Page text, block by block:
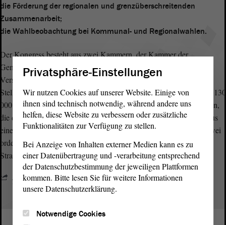
die Förderung der regionalen und grenzüberschreitenden
Zusammenarbeit;
die Wahlbeobachtung bei Kommunal- und Regionalwahlen.
Der Kongress besteht aus zwei Kammern, der Kammer der
Gemeinden und der Kammer der Regionen. Die Zwei-Kammer-
Versammlung setzt sich aus 306 Mitgliedern und ebenso vielen
Stellvertretern zusammen. Sie alle sind gewählte Vertreter aus rund 130
000 kommunalen oder regionalen Gebietskörperschaften der Staaten,
die dem Europarat angehören. Der Kongress wählt abwechselnd aus
einer der beiden Kammern seinen Präsidenten für die Dauer von zwei
ordentlichen Sitzungen. Der Kongress tritt zweimal jährlich in
Straßburg zusammen.
Zur Webseite des Kongresses
Privatsphäre-Einstellungen
Wir nutzen Cookies auf unserer Website. Einige von
ihnen sind technisch notwendig, während andere uns
helfen, diese Website zu verbessern oder zusätzliche
Funktionalitäten zur Verfügung zu stellen.
Bei Anzeige von Inhalten externer Medien kann es zu
einer Datenübertragung und -verarbeitung entsprechend
der Datenschutzbestimmung der jeweiligen Plattformen
kommen. Bitte lesen Sie für weitere Informationen
unsere Datenschutzerklärung.
Notwendige Cookies